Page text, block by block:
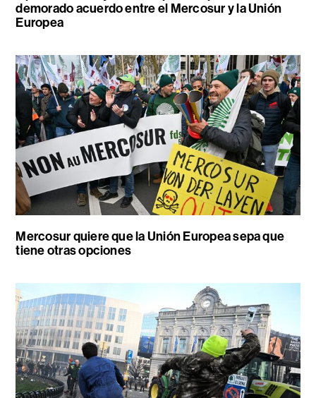
demorado acuerdo entre el Mercosur y la Unión
Europea
Mercosur quiere que la Unión Europea sepa que
tiene otras opciones